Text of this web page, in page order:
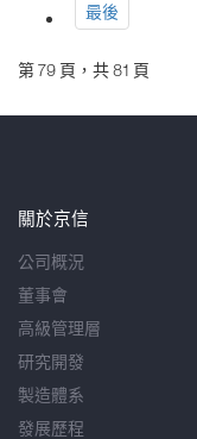
最後
第 79 頁，共 81 頁
關於京信
公司概況
董事會
高級管理層
研究開發
製造體系
發展歷程